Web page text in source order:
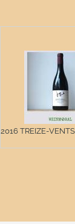
2016 TREIZE-VENTS